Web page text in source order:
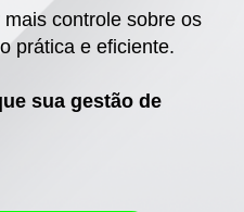
controle sobre os
prática e eficiente.
sua gestão de